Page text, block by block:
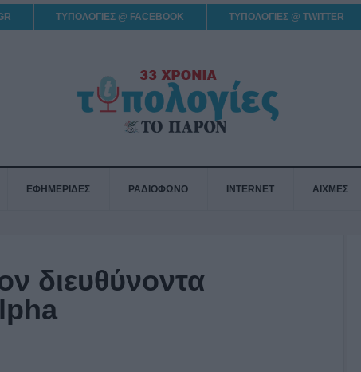
ΤΥΠΟΛΟΓΙΕΣ @ FACEBOOK ΤΥΠΟΛΟΓΙΕΣ @ TWITTER
ΕΦΗΜΕΡΙΔΕΣ ΡΑΔΙΟΦΩΝΟ INTERNET ΑΙΧΜΕΣ
διευθύνοντα